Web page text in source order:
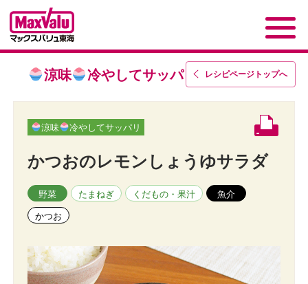
レシピページトップへ
涼味 冷やしてサッパリ
涼味 冷やしてサッパリ
かつおのレモンしょうゆサラダ
野菜 たまねぎ くだもの・果汁 魚介
かつお